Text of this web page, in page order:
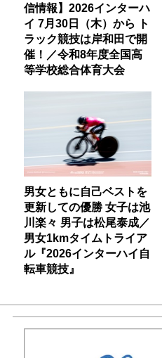
信情報】2026インターハ
イ 7月30日（木）から ト
ラック競技は岸和田で開
催！／令和8年度全国高
等学校総合体育大会
男女ともに自己ベストを
更新しての優勝 女子は池
川楽々 男子は松尾泰成／
男女1kmタイムトライア
ル『2026インターハイ自
転車競技』